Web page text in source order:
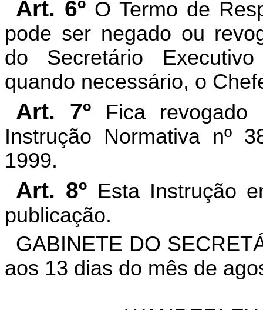
Art. 6º O Termo de
pode ser negado ou
do Secretário
quando necessário, o
Art. 7º
Fica
Instrução Normativa nº
1999.
Art. 8º Esta Instrução
publicação.
GABINETE DO
aos 13 dias do mês de